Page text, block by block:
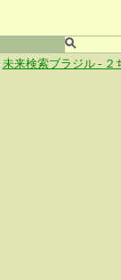
未来検索ブラジル - ２